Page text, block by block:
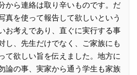
から連絡は取り辛いものです。だ
真を使って報告して欲しいという
お考えであり、直ぐに実行する事
し、先生だけでなく、ご家族にも
て欲しい旨を伝えました。地方に
論の事、実家から通う学生も家族